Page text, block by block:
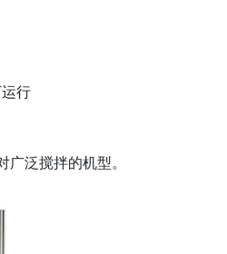
行
泛搅拌的机型。